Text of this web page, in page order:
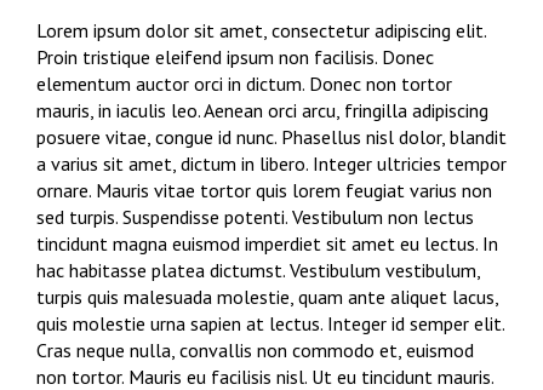
Lorem ipsum dolor sit amet, consectetur adipiscing elit.
Proin tristique eleifend ipsum non facilisis. Donec
elementum auctor orci in dictum. Donec non tortor
mauris, in iaculis leo. Aenean orci arcu, fringilla adipiscing
posuere vitae, congue id nunc. Phasellus nisl dolor, blandit
a varius sit amet, dictum in libero. Integer ultricies tempor
ornare. Mauris vitae tortor quis lorem feugiat varius non
sed turpis. Suspendisse potenti. Vestibulum non lectus
tincidunt magna euismod imperdiet sit amet eu lectus. In
hac habitasse platea dictumst. Vestibulum vestibulum,
turpis quis malesuada molestie, quam ante aliquet lacus,
quis molestie urna sapien at lectus. Integer id semper elit.
Cras neque nulla, convallis non commodo et, euismod
non tortor. Mauris eu facilisis nisl. Ut eu tincidunt mauris.